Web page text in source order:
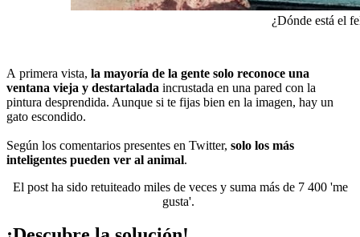
¿Dónde está el
A primera vista, la mayoría de la gente solo reconoce una
ventana vieja y destartalada incrustada en una pared con la
pintura desprendida. Aunque si te fijas bien en la imagen, hay un
gato escondido.
Según los comentarios presentes en Twitter, solo los más
inteligentes pueden ver al animal.
El post ha sido retuiteado miles de veces y suma más de 7 400 'me
gusta'.